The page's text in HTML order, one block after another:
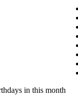
in this month